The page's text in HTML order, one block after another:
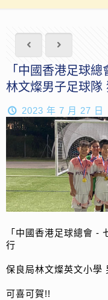
「中國香港足球
林文燦男子足球隊
2023 年 7 月 27 日
「中國香港足球總會 -
行
保良局林文燦英文小學
可喜可賀!!